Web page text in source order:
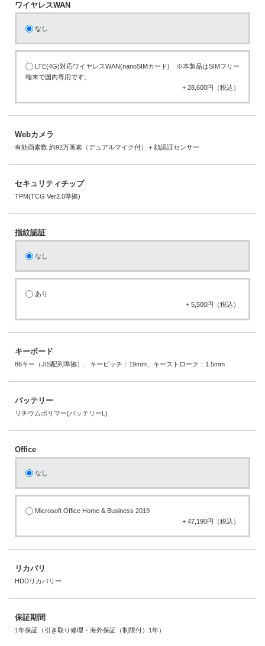
ワイヤレスWAN
なし
LTE(4G)対応ワイヤレスWAN(nanoSIMカード) ※本製品はSIMフリー
端末で国内専用です。
+ 28,600円（税込）
Webカメラ
有効画素数 約92万画素（デュアルマイク付）＋顔認証センサー
セキュリティチップ
TPM(TCG Ver2.0準拠)
指紋認証
なし
あり
+ 5,500円（税込）
キーボード
86キー（JIS配列準拠）、キーピッチ：19mm、キーストローク：1.5mm
バッテリー
リチウムポリマー(バッテリーL)
Office
なし
Microsoft Office Home & Business 2019
+ 47,190円（税込）
リカバリ
HDDリカバリー
保証期間
1年保証（引き取り修理・海外保証（制限付）1年）